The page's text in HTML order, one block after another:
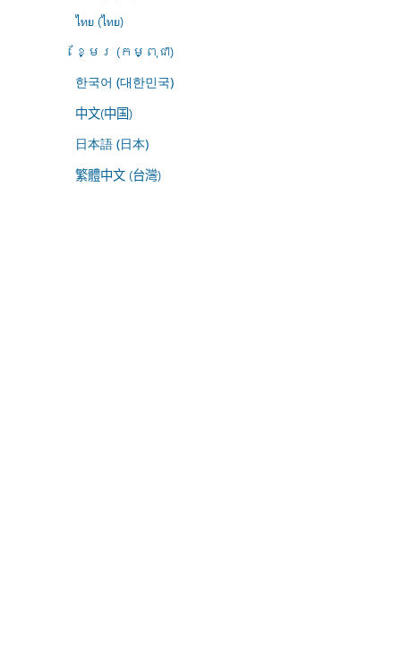
ไทย (ไทย)
ខ្មែរ (កម្ពុជា)
한국어 (대한민국)
中文(中国)
日本語 (日本)
繁體中文 (台灣)